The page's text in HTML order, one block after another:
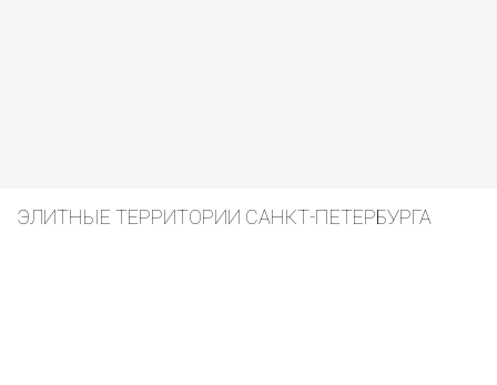
АДМИРАЛТЕЙСКАЯ НАБ., Д. 10
ЭЛИТНЫЕ ТЕРРИТОРИИ САНКТ-ПЕТЕРБУРГА